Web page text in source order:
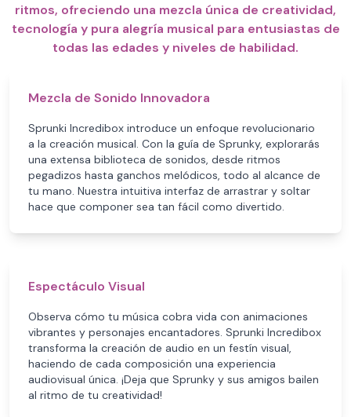
ritmos, ofreciendo una mezcla única de creatividad,
tecnología y pura alegría musical para entusiastas de
todas las edades y niveles de habilidad.
Mezcla de Sonido Innovadora
Sprunki Incredibox introduce un enfoque revolucionario
a la creación musical. Con la guía de Sprunky, explorarás
una extensa biblioteca de sonidos, desde ritmos
pegadizos hasta ganchos melódicos, todo al alcance de
tu mano. Nuestra intuitiva interfaz de arrastrar y soltar
hace que componer sea tan fácil como divertido.
Espectáculo Visual
Observa cómo tu música cobra vida con animaciones
vibrantes y personajes encantadores. Sprunki Incredibox
transforma la creación de audio en un festín visual,
haciendo de cada composición una experiencia
audiovisual única. ¡Deja que Sprunky y sus amigos bailen
al ritmo de tu creatividad!